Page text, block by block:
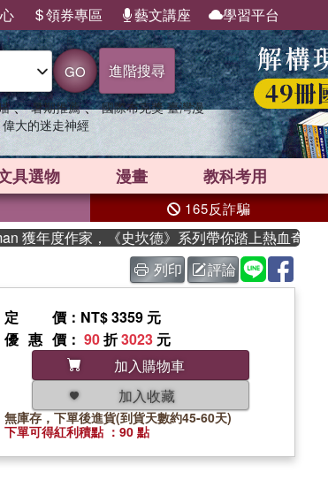
領券專區 藝文講座 學習平台
GO 進階搜尋
、 暑期推薦 、 國際布克獎 臺灣漫
偉大的迷走神經
具選物 漫畫 教科考用
165反詐騙
度作家，《史坎德》系列帶你踏上熱血奇幻旅程
列印 評論
定價 ：NT$ 3359 元
優惠價 ： 90折3023 元
加入購物車
加入收藏
無庫存，下單後進貨(到貨天數約45-60天)
下單可得紅利積點 ：90 點